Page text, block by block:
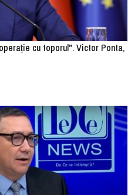
cu toporul". Victor Ponta,